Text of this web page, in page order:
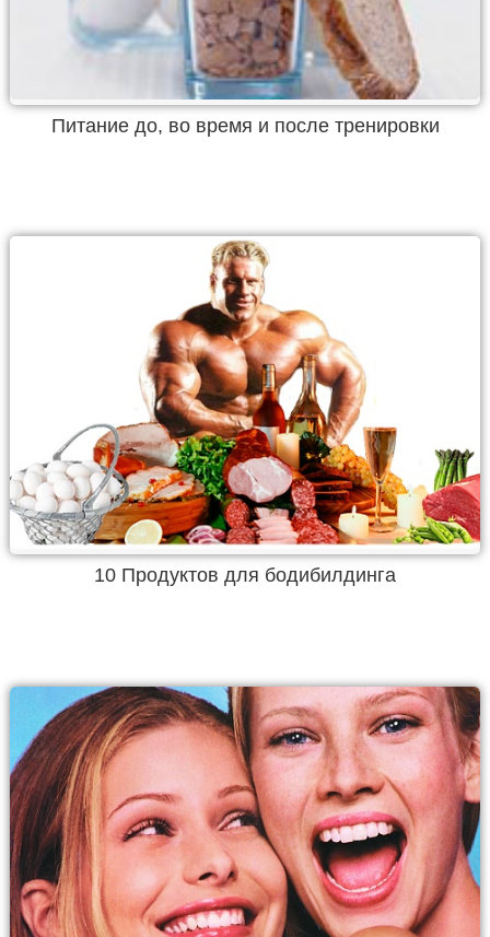
Питание до, во время и после тренировки
10 Продуктов для бодибилдинга